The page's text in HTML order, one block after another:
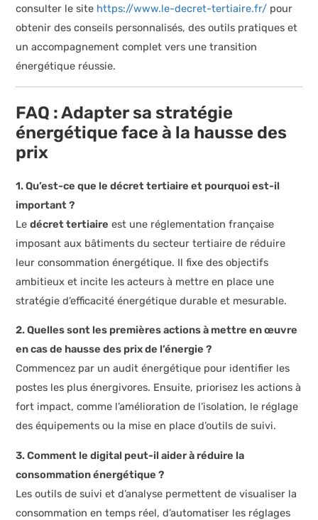
consulter le site https://www.le-decret-tertiaire.fr/ pour
obtenir des conseils personnalisés, des outils pratiques et
un accompagnement complet vers une transition
énergétique réussie.
FAQ : Adapter sa stratégie
énergétique face à la hausse des
prix
1. Qu’est-ce que le décret tertiaire et pourquoi est-il
important ?
Ledécret tertiaire est une réglementation française
imposant aux bâtiments du secteur tertiaire de réduire
leur consommation énergétique. Il fixe des objectifs
ambitieux et incite les acteurs à mettre en place une
stratégie d’efficacité énergétique durable et mesurable.
2. Quelles sont les premières actions à mettre en œuvre
en cas de hausse des prix de l’énergie ?
Commencez par un audit énergétique pour identifier les
postes les plus énergivores. Ensuite, priorisez les actions à
fort impact, comme l’amélioration de l’isolation, le réglage
des équipements ou la mise en place d’outils de suivi.
3. Comment le digital peut-il aider à réduire la
consommation énergétique ?
Les outils de suivi et d’analyse permettent de visualiser la
consommation en temps réel, d’automatiser les réglages